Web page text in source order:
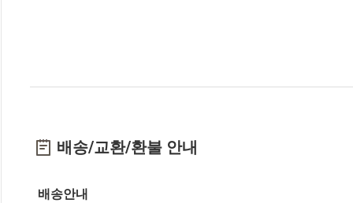
배송/교환/환불 안내
배송안내